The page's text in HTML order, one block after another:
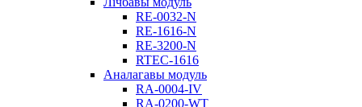
RE-0032-N
RE-1616-N
RE-3200-N
RTEC-1616
Аналагавы модуль
RA-0004-IV
RA-0200-WT